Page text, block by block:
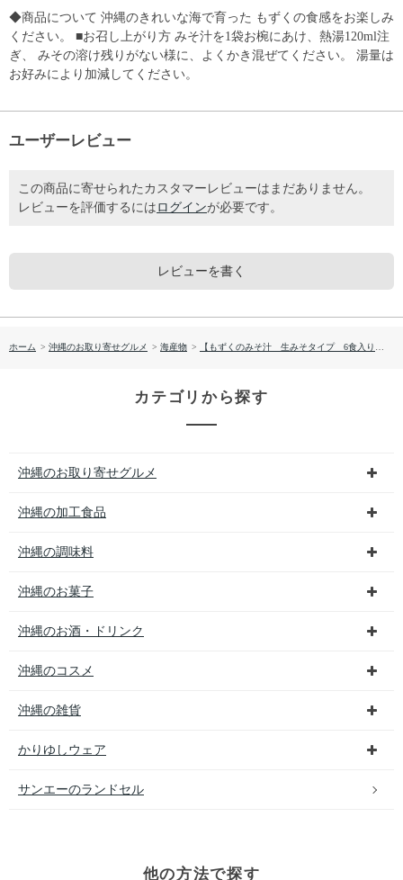
◆商品について 沖縄のきれいな海で育った もずくの食感をお楽しみ
ください。 ■お召し上がり方 みそ汁を1袋お椀にあけ、熱湯120ml注
ぎ、 みその溶け残りがない様に、よくかき混ぜてください。 湯量は
お好みにより加減してください。
ユーザーレビュー
この商品に寄せられたカスタマーレビューはまだありません。
レビューを評価するには ログインが必要です。
レビューを書く
ホーム > 沖縄のお取り寄せグルメ > 海産物 > 【もずくのみそ汁 生みそタイプ 6食入り（化粧箱）】※沖縄県産 もずく使用
カテゴリから探す
沖縄のお取り寄せグルメ
沖縄の加工食品
沖縄の調味料
沖縄のお菓子
沖縄のお酒・ドリンク
沖縄のコスメ
沖縄の雑貨
かりゆしウェア
サンエーのランドセル
他の方法で探す